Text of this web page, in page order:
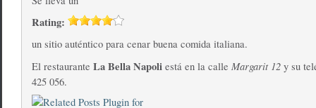
Rating:
un sitio auténtico para cenar buena comida italiana.
El restaurante La Bella Napoliestá en la calle Margarit 12y su
425 056.